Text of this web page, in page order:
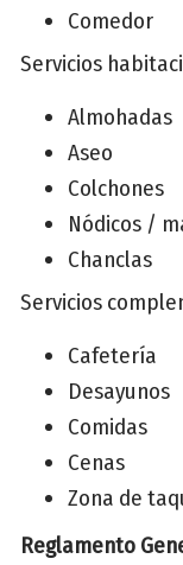
Comedor
Servicios
Almohadas
Aseo
Colchones
Nódicos /
Chanclas
Servicios
Cafetería
Desayunos
Comidas
Cenas
Zona de
Reglamento